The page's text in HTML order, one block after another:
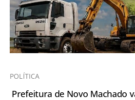
POLÍTICA
Prefeitura de Novo Machado